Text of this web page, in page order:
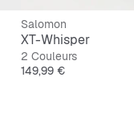
Salomon
XT-Whisper
2 Couleurs
Prix
149,99 €